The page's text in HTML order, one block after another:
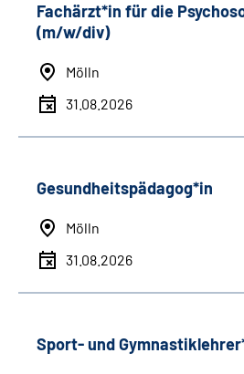
Fachärzt*in für die
(m/w/div)
Mölln
31.08.2026
Gesundheitspädagog*in
Mölln
31.08.2026
Sport- und